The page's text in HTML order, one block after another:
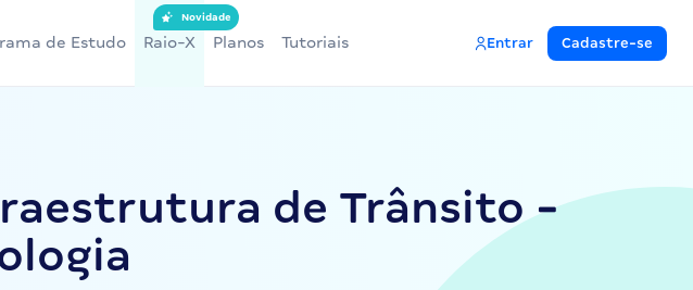
de Estudo Raio-X
Novidade
Planos Tutoriais Entrar Cadastre-se
de Trânsito -